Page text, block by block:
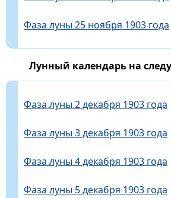
Фаза луны 25 ноября 1903 года
Лунный календарь на
Фаза луны 2 декабря 1903 года
Фаза луны 3 декабря 1903 года
Фаза луны 4 декабря 1903 года
Фаза луны 5 декабря 1903 года